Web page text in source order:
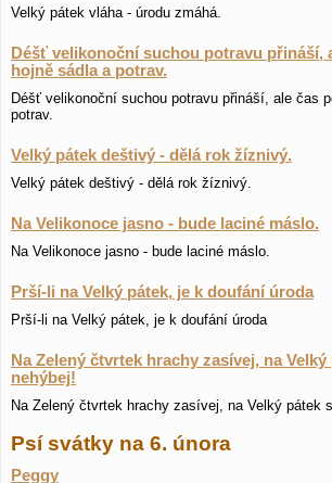
Velký pátek vláha - úrodu zmáhá.
Déšť velikonoční suchou potravu přináší,
hojně sádla a potrav.
Déšť velikonoční suchou potravu přináší, ale čas
potrav.
Velký pátek deštivý - dělá rok žíznivý.
Velký pátek deštivý - dělá rok žíznivý.
Na Velikonoce jasno - bude laciné máslo.
Na Velikonoce jasno - bude laciné máslo.
Prší-li na Velký pátek, je k doufání úroda
Prší-li na Velký pátek, je k doufání úroda
Na Zelený čtvrtek hrachy zasívej, na Velký
nehýbej!
Na Zelený čtvrtek hrachy zasívej, na Velký pátek
Psí svátky na 6. února
Peggy